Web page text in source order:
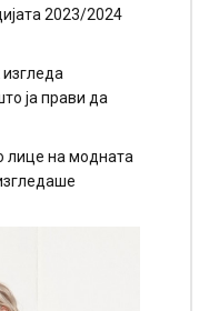
2023/2024
ја прави да
лице на модната